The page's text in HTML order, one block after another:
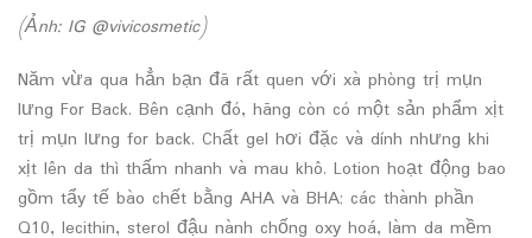
(Ảnh: IG @vivicosmetic)
Năm vừa qua hẳn bạn đã rất quen với xà phòng trị mụn
lưng For Back. Bên cạnh đó, hãng còn có một sản phẩm xịt
trị mụn lưng for back. Chất gel hơi đặc và dính nhưng khi
xịt lên da thì thấm nhanh và mau khô. Lotion hoạt động bao
gồm tẩy tế bào chết bằng AHA và BHA; các thành phần
Q10, lecithin, sterol đậu nành chống oxy hoá, làm da mềm